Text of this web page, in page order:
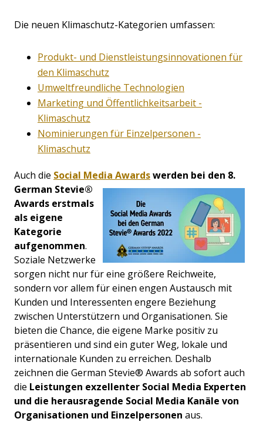
Die neuen Klimaschutz-Kategorien umfassen:
Produkt- und Dienstleistungsinnovationen für
den Klimaschutz
Umweltfreundliche Technologien
Marketing und Öffentlichkeitsarbeit -
Klimaschutz
Nominierungen für Einzelpersonen -
Klimaschutz
Auch die Social Media Awardswerden bei den 8.
German Stevie®
Awards erstmals
als eigene
Kategorie
aufgenommen.
Soziale Netzwerke
sorgen nicht nur für eine größere Reichweite,
sondern vor allem für einen engen Austausch mit
Kunden und Interessenten engere Beziehung
zwischen Unterstützern und Organisationen. Sie
bieten die Chance, die eigene Marke positiv zu
präsentieren und sind ein guter Weg, lokale und
internationale Kunden zu erreichen. Deshalb
zeichnen die German Stevie® Awards ab sofort auch
die Leistungen exzellenter Social Media Experten
und die herausragende Social Media Kanäle von
Organisationen und Einzelpersonen aus.